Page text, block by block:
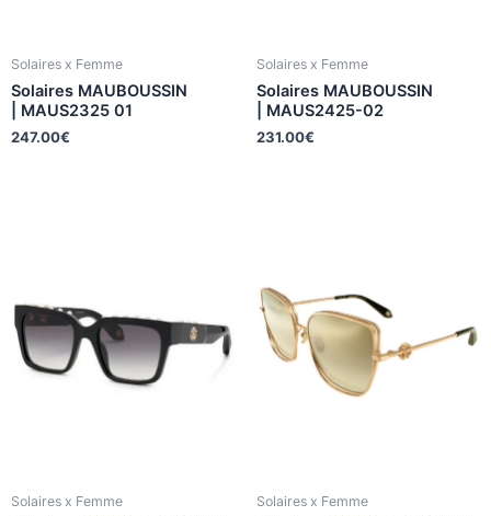
Solaires x Femme
Solaires MAUBOUSSIN
| MAUS2325 01
247.00€
Solaires x Femme
Solaires MAUBOUSSIN
| MAUS2425-02
231.00€
Solaires x Femme Solaires x Femme